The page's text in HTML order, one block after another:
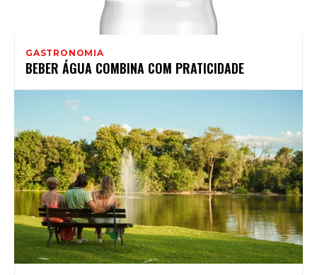
GASTRONOMIA
BEBER ÁGUA COMBINA COM PRATICIDADE